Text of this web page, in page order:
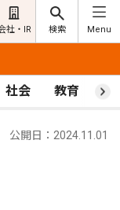
社・IR 検索 Menu
社会 教育 ス
公開日：2024.11.01